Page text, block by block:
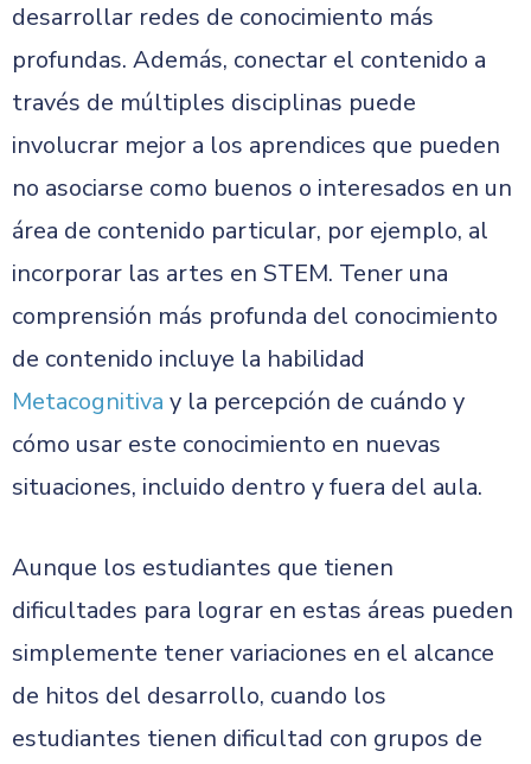
desarrollar redes de conocimiento más
profundas. Además, conectar el contenido a
través de múltiples disciplinas puede
involucrar mejor a los aprendices que pueden
no asociarse como buenos o interesados en un
área de contenido particular, por ejemplo, al
incorporar las artes en STEM. Tener una
comprensión más profunda del conocimiento
de contenido incluye la habilidad
Metacognitiva y la percepción de cuándo y
cómo usar este conocimiento en nuevas
situaciones, incluido dentro y fuera del aula.
Aunque los estudiantes que tienen
dificultades para lograr en estas áreas pueden
simplemente tener variaciones en el alcance
de hitos del desarrollo, cuando los
estudiantes tienen dificultad con grupos de